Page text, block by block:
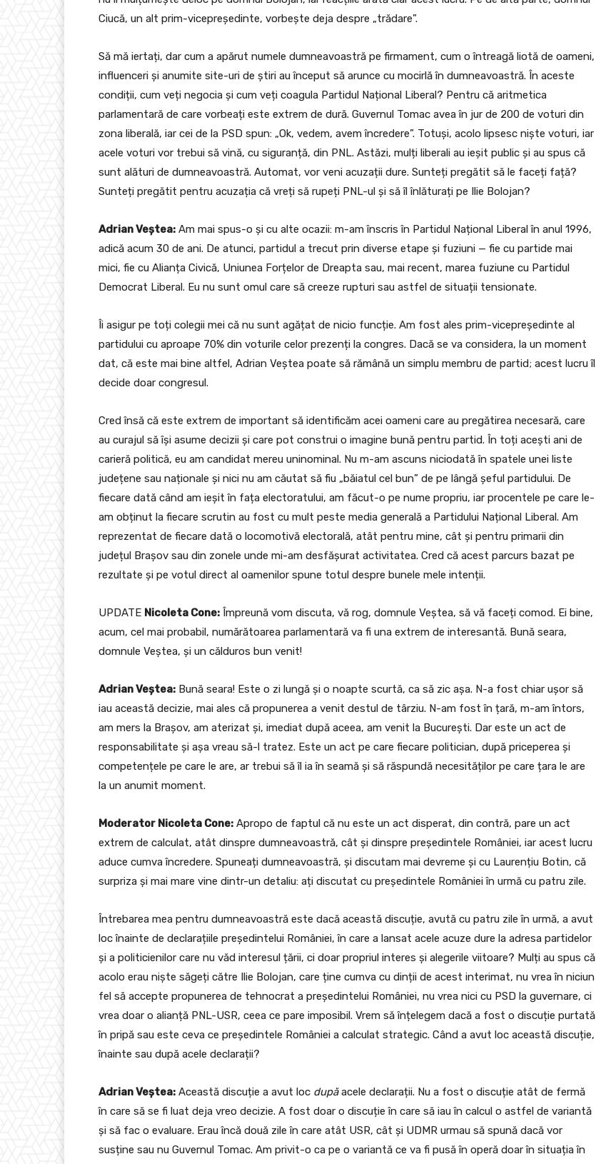
Ciucă, un alt prim-vicepreședinte, vorbește deja despre „trădare”.
Să mă iertați, dar cum a apărut numele dumneavoastră pe firmament, cum o întreagă liotă de oameni,
influenceri și anumite site-uri de știri au început să arunce cu mocirlă în dumneavoastră. În aceste
condiții, cum veți negocia și cum veți coagula Partidul Național Liberal? Pentru că aritmetica
parlamentară de care vorbeați este extrem de dură. Guvernul Tomac avea în jur de 200 de voturi din
zona liberală, iar cei de la PSD spun: „Ok, vedem, avem încredere”. Totuși, acolo lipsesc niște voturi, iar
acele voturi vor trebui să vină, cu siguranță, din PNL. Astăzi, mulți liberali au ieșit public și au spus că
sunt alături de dumneavoastră. Automat, vor veni acuzații dure. Sunteți pregătit să le faceți față?
Sunteți pregătit pentru acuzația că vreți să rupeți PNL-ul și să îl înlăturați pe Ilie Bolojan?
Adrian Veștea: Am mai spus-o și cu alte ocazii: m-am înscris în Partidul Național Liberal în anul 1996,
adică acum 30 de ani. De atunci, partidul a trecut prin diverse etape și fuziuni — fie cu partide mai
mici, fie cu Alianța Civică, Uniunea Forțelor de Dreapta sau, mai recent, marea fuziune cu Partidul
Democrat Liberal. Eu nu sunt omul care să creeze rupturi sau astfel de situații tensionate.
Îi asigur pe toți colegii mei că nu sunt agățat de nicio funcție. Am fost ales prim-vicepreședinte al
partidului cu aproape 70% din voturile celor prezenți la congres. Dacă se va considera, la un moment
dat, că este mai bine altfel, Adrian Veștea poate să rămână un simplu membru de partid; acest lucru îl
decide doar congresul.
Cred însă că este extrem de important să identificăm acei oameni care au pregătirea necesară, care
au curajul să își asume decizii și care pot construi o imagine bună pentru partid. În toți acești ani de
carieră politică, eu am candidat mereu uninominal. Nu m-am ascuns niciodată în spatele unei liste
județene sau naționale și nici nu am căutat să fiu „băiatul cel bun” de pe lângă șeful partidului. De
fiecare dată când am ieșit în fața electoratului, am făcut-o pe nume propriu, iar procentele pe care le-
am obținut la fiecare scrutin au fost cu mult peste media generală a Partidului Național Liberal. Am
reprezentat de fiecare dată o locomotivă electorală, atât pentru mine, cât și pentru primarii din
județul Brașov sau din zonele unde mi-am desfășurat activitatea. Cred că acest parcurs bazat pe
rezultate și pe votul direct al oamenilor spune totul despre bunele mele intenții.
UPDATE Nicoleta Cone: Împreună vom discuta, vă rog, domnule Veștea, să vă faceți comod. Ei bine,
acum, cel mai probabil, numărătoarea parlamentară va fi una extrem de interesantă. Bună seara,
domnule Veștea, și un călduros bun venit!
Adrian Veștea: Bună seara! Este o zi lungă și o noapte scurtă, ca să zic așa. N-a fost chiar ușor să
iau această decizie, mai ales că propunerea a venit destul de târziu. N-am fost în țară, m-am întors,
am mers la Brașov, am aterizat și, imediat după aceea, am venit la București. Dar este un act de
responsabilitate și așa vreau să-l tratez. Este un act pe care fiecare politician, după priceperea și
competențele pe care le are, ar trebui să îl ia în seamă și să răspundă necesităților pe care țara le are
la un anumit moment.
Moderator Nicoleta Cone: Apropo de faptul că nu este un act disperat, din contră, pare un act
extrem de calculat, atât dinspre dumneavoastră, cât și dinspre președintele României, iar acest lucru
aduce cumva încredere. Spuneați dumneavoastră, și discutam mai devreme și cu Laurențiu Botin, că
surpriza și mai mare vine dintr-un detaliu: ați discutat cu președintele României în urmă cu patru zile.
Întrebarea mea pentru dumneavoastră este dacă această discuție, avută cu patru zile în urmă, a avut
loc înainte de declarațiile președintelui României, în care a lansat acele acuze dure la adresa partidelor
și a politicienilor care nu văd interesul țării, ci doar propriul interes și alegerile viitoare? Mulți au spus că
acolo erau niște săgeți către Ilie Bolojan, care ține cumva cu dinții de acest interimat, nu vrea în niciun
fel să accepte propunerea de tehnocrat a președintelui României, nu vrea nici cu PSD la guvernare, ci
vrea doar o alianță PNL-USR, ceea ce pare imposibil. Vrem să înțelegem dacă a fost o discuție purtată
în pripă sau este ceva ce președintele României a calculat strategic. Când a avut loc această discuție,
înainte sau după acele declarații?
Adrian Veștea: Această discuție a avut loc dupăacele declarații. Nu a fost o discuție atât de fermă
în care să se fi luat deja vreo decizie. A fost doar o discuție în care să iau în calcul o astfel de variantă
și să fac o evaluare. Erau încă două zile în care atât USR, cât și UDMR urmau să spună dacă vor
susține sau nu Guvernul Tomac. Am privit-o ca pe o variantă ce va fi pusă în operă doar în situația în